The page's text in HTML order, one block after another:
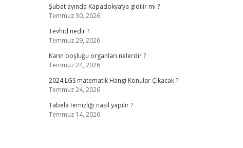
Şubat ayında Kapadokya’ya gidilir mi ?
Temmuz 30, 2026
Tevhid nedir ?
Temmuz 29, 2026
Karın boşluğu organları nelerdir ?
Temmuz 24, 2026
2024 LGS matematik Hangi Konular Çıkacak ?
Temmuz 24, 2026
Tabela temizliği nasıl yapılır ?
Temmuz 14, 2026